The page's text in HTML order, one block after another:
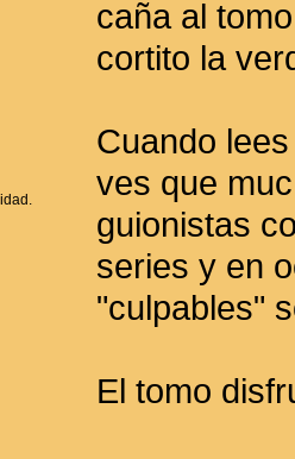
caña al
cortito la
Cuando
ves que
guionistas
series y en
"culpables"
El tomo